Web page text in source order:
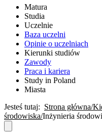
Matura
Studia
Uczelnie
Baza uczelni
Opinie o uczelniach
Kierunki studiów
Zawody
Praca i kariera
Study in Poland
Miasta
Jesteś tutaj: Strona główna
środowiska Inżynieria